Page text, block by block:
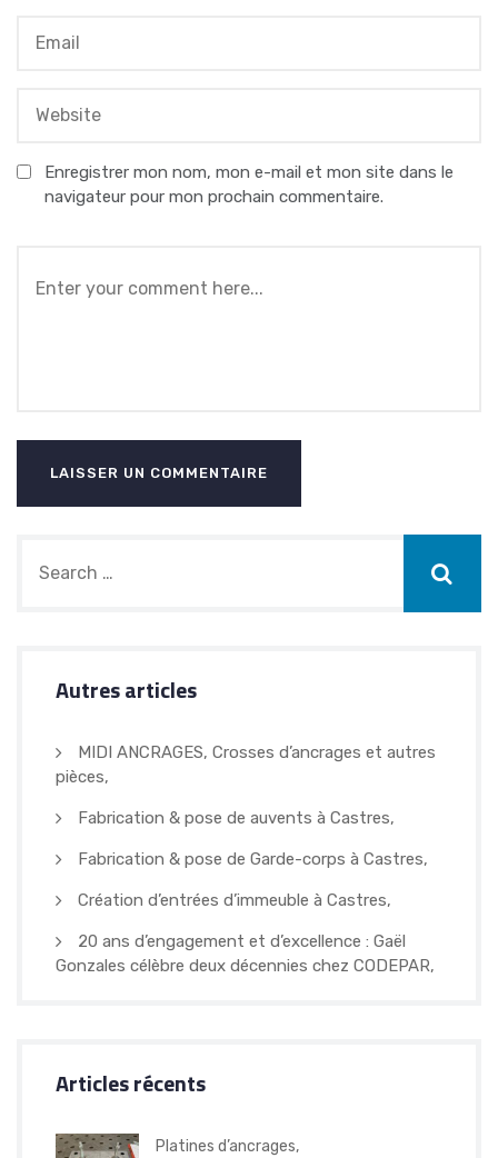
Enregistrer mon nom, mon e-mail et mon site dans le
navigateur pour mon prochain commentaire.
Autres articles
MIDI ANCRAGES, Crosses d’ancrages et autres
pièces,
Fabrication & pose de auvents à Castres,
Fabrication & pose de Garde-corps à Castres,
Création d’entrées d’immeuble à Castres,
20 ans d’engagement et d’excellence : Gaël
Gonzales célèbre deux décennies chez CODEPAR,
Articles récents
Platines d’ancrages,